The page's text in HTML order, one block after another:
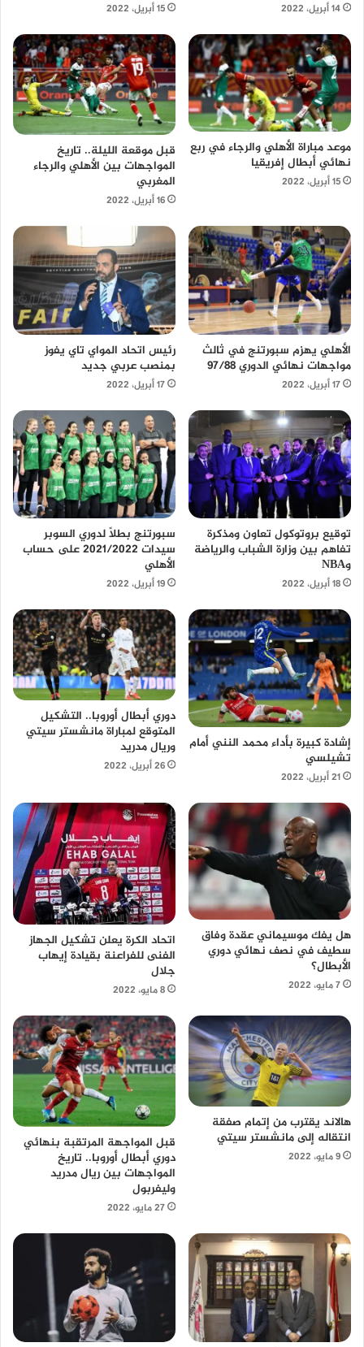
14 أبريل، 2022 15 أبريل، 2022
موعد مباراة الأهلي والرجاء في ربع
نهائي أبطال إفريقيا
15 أبريل، 2022
قبل موقعة الليلة.. تاريخ
المواجهات بين الأهلي والرجاء
المغربي
16 أبريل، 2022
الأهلي يهزم سبورتنج في ثالث
مواجهات نهائي الدوري 97/88
17 أبريل، 2022
رئيس اتحاد المواي تاي يفوز
بمنصب عربي جديد
17 أبريل، 2022
توقيع بروتوكول تعاون ومذكرة
تفاهم بين وزارة الشباب والرياضة
وNBA
18 أبريل، 2022
سبورتنج بطلًا لدوري السوبر
سيدات 2021/2022 على حساب
الأهلي
19 أبريل، 2022
إشادة كبيرة بأداء محمد النني أمام
تشيلسي
21 أبريل، 2022
دوري أبطال أوروبا.. التشكيل
المتوقع لمباراة مانشستر سيتي
وريال مدريد
26 أبريل، 2022
هل يفك موسيماني عقدة وفاق
سطيف في نصف نهائي دوري
الأبطال؟
7 مايو، 2022
اتحاد الكرة يعلن تشكيل الجهاز
الفنى للفراعنة بقيادة إيهاب
جلال
8 مايو، 2022
هالاند يقترب من إتمام صفقة
انتقاله إلى مانشستر سيتي
9 مايو، 2022
قبل المواجهة المرتقبة بنهائي
دوري أبطال أوروبا.. تاريخ
المواجهات بين ريال مدريد
وليفربول
27 مايو، 2022